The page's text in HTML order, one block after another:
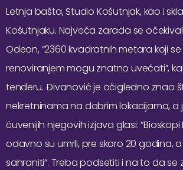
Letnja bašta, Studio Košutnjak, kao i
Košutnjaku. Najveća zarada se
Odeon, “2360 kvadratnih metara koji
renoviranjem mogu znatno uvećati”,
tenderu. Đivanović je očigledno znao
nekretninama na dobrim lokacijama, a
čuvenijih njegovih izjava glasi:
odavno su umrli, pre skoro 20 godina,
sahraniti”. Treba podsetiti i na to da se